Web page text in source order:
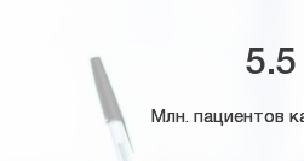
5.5
Млн. пациентов